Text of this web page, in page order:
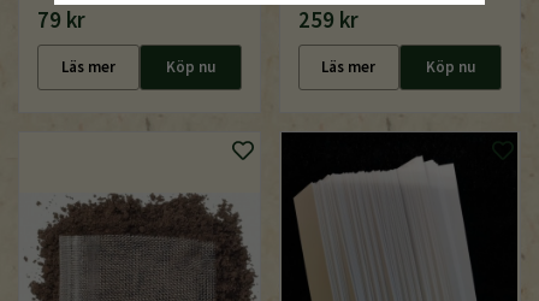
79 kr
Läs mer Köp nu
259 kr
Läs mer Köp nu